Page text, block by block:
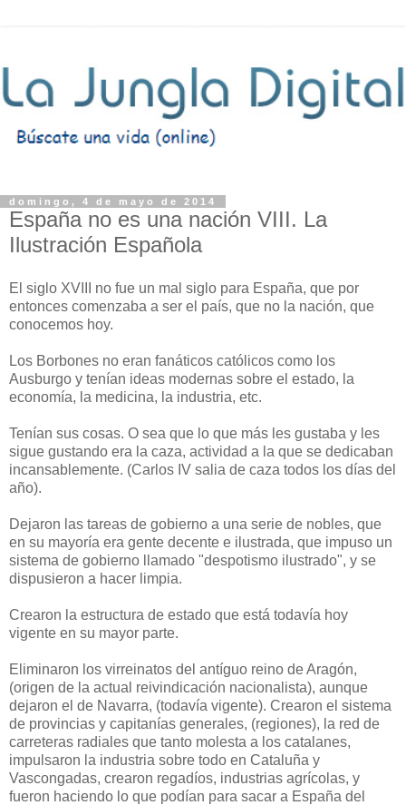
domingo, 4 de mayo de 2014
España no es una nación VIII. La
Ilustración Española
El siglo XVIII no fue un mal siglo para España, que por
entonces comenzaba a ser el país, que no la nación, que
conocemos hoy.
Los Borbones no eran fanáticos católicos como los
Ausburgo y tenían ideas modernas sobre el estado, la
economía, la medicina, la industria, etc.
Tenían sus cosas. O sea que lo que más les gustaba y les
sigue gustando era la caza, actividad a la que se dedicaban
incansablemente. (Carlos IV salia de caza todos los días del
año).
Dejaron las tareas de gobierno a una serie de nobles, que
en su mayoría era gente decente e ilustrada, que impuso un
sistema de gobierno llamado "despotismo ilustrado", y se
dispusieron a hacer limpia.
Crearon la estructura de estado que está todavía hoy
vigente en su mayor parte.
Eliminaron los virreinatos del antíguo reino de Aragón,
(origen de la actual reivindicación nacionalista), aunque
dejaron el de Navarra, (todavía vigente). Crearon el sistema
de provincias y capitanías generales, (regiones), la red de
carreteras radiales que tanto molesta a los catalanes,
impulsaron la industria sobre todo en Cataluña y
Vascongadas, crearon regadíos, industrias agrícolas, y
fueron haciendo lo que podían para sacar a España del